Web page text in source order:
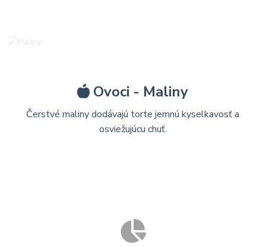
Ovoci - Maliny
Čerstvé maliny dodávajú torte jemnú kyselkavosť a
osviežujúcu chuť.